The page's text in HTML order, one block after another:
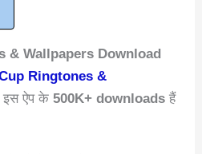
& Wallpapers Download
Ringtones &
इस ऐप के500K+ downloads हैं